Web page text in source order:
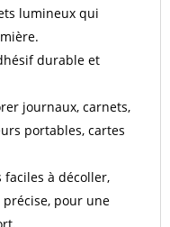
lumineux qui
durable et
journaux, carnets,
portables, cartes
faciles à décoller,
pour une